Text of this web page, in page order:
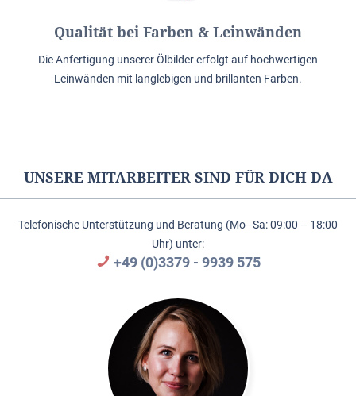
Qualität bei Farben & Leinwänden
Die Anfertigung unserer Ölbilder erfolgt auf hochwertigen
Leinwänden mit langlebigen und brillanten Farben.
UNSERE MITARBEITER SIND FÜR DICH DA
Telefonische Unterstützung und Beratung (Mo–Sa: 09:00 – 18:00
Uhr) unter:
+49 (0)3379 - 9939 575